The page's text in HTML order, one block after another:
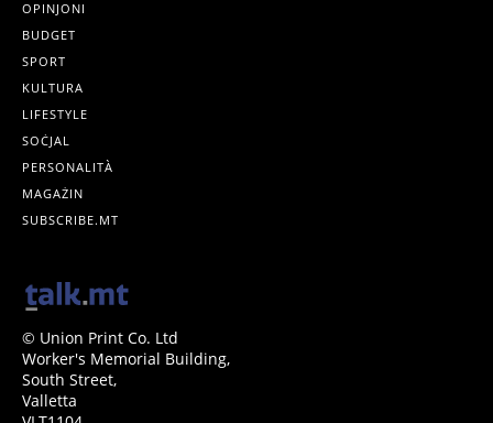
OPINJONI
BUDGET
SPORT
KULTURA
LIFESTYLE
SOĊJAL
PERSONALITÀ
MAGAŻIN
SUBSCRIBE.MT
© Union Print Co. Ltd
Worker's Memorial Building,
South Street,
Valletta